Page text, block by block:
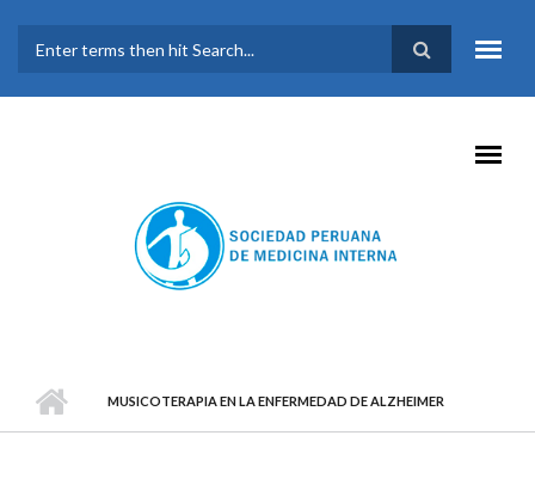
FORMULARIO DE
BÚSQUEDA
MUSICOTERAPIA EN LA ENFERMEDAD DE ALZHEIMER